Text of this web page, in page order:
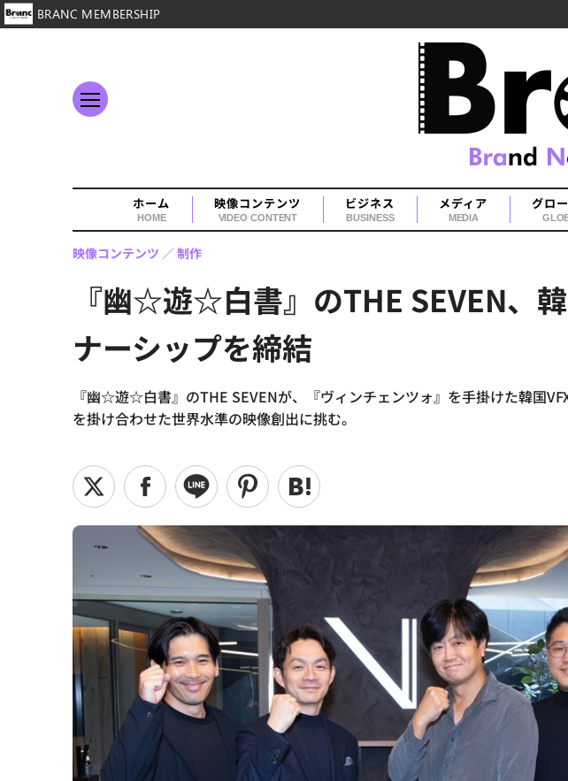
ホーム
HOME
映像コンテンツ
VIDEO CONTENT
ビジネス
BUSINESS
メディア
MEDIA
グロ
『幽☆遊☆白書』のTHE SEVEN、
ナーシップを締結
『幽☆遊☆白書』のTHE SEVENが、『ヴィンチェンツォ』を手掛けた韓国
を掛け合わせた世界水準の映像創出に挑む。
映像コンテンツ 制作
BRANC MEMBERSHIP